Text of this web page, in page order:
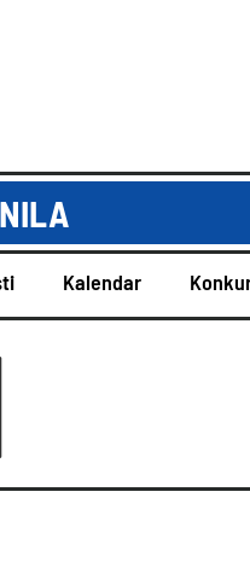
Kalendar